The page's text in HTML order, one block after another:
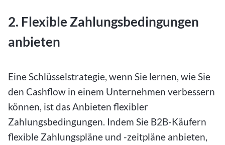
2. Flexible Zahlungsbedingungen
anbieten
Eine Schlüsselstrategie, wenn Sie lernen, wie Sie
den Cashflow in einem Unternehmen verbessern
können, ist das Anbieten flexibler
Zahlungsbedingungen. Indem Sie B2B-Käufern
flexible Zahlungspläne und -zeitpläne anbieten,